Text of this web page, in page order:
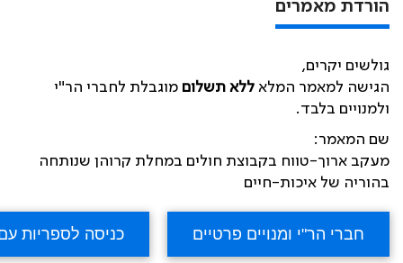
הורדת מאמרים
גולשים יקרים,
הגישה למאמר המלא ללא תשלום מוגבלת לחברי הר"י
ולמנויים בלבד.
שם המאמר:
מעקב ארוך-טווח בקבוצת חולים במחלת קרוהן שנותחה
בהוריה של איכות-חיים